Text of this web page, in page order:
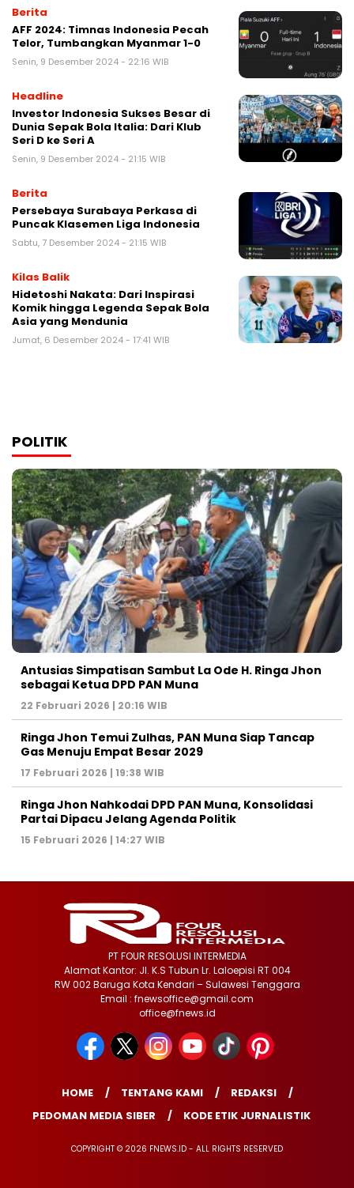
Berita
AFF 2024: Timnas Indonesia Pecah
Telor, Tumbangkan Myanmar 1-0
Senin, 9 Desember 2024 - 22:16 WIB
Headline
Investor Indonesia Sukses Besar di
Dunia Sepak Bola Italia: Dari Klub
Seri D ke Seri A
Senin, 9 Desember 2024 - 21:15 WIB
Berita
Persebaya Surabaya Perkasa di
Puncak Klasemen Liga Indonesia
Sabtu, 7 Desember 2024 - 21:15 WIB
Kilas Balik
Hidetoshi Nakata: Dari Inspirasi
Komik hingga Legenda Sepak Bola
Asia yang Mendunia
Jumat, 6 Desember 2024 - 17:41 WIB
POLITIK
Antusias Simpatisan Sambut La Ode H. Ringa Jhon
sebagai Ketua DPD PAN Muna
22 Februari 2026 | 20:16 WIB
Ringa Jhon Temui Zulhas, PAN Muna Siap Tancap
Gas Menuju Empat Besar 2029
17 Februari 2026 | 19:38 WIB
Ringa Jhon Nahkodai DPD PAN Muna, Konsolidasi
Partai Dipacu Jelang Agenda Politik
15 Februari 2026 | 14:27 WIB
PT FOUR RESOLUSI INTERMEDIA
Alamat Kantor: Jl. K.S Tubun Lr. Laloepisi RT 004
RW 002 Baruga Kota Kendari – Sulawesi Tenggara
Email : fnewsoffice@gmail.com
office@fnews.id
HOME TENTANG KAMI
REDAKSI
PEDOMAN MEDIA SIBER
KODE ETIK JURNALISTIK
COPYRIGHT © 2026 FNEWS.ID - ALL RIGHTS RESERVED